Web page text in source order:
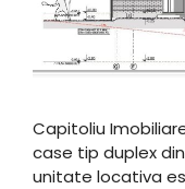
Capitoliu
case tip duplex
unitate locativa